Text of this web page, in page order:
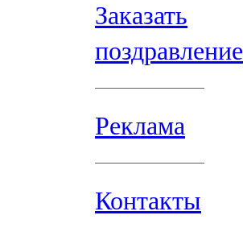
Заказать
поздравление
Реклама
Контакты